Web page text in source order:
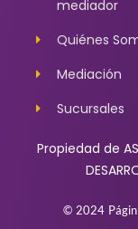
mediador
Quiénes
Mediación
Sucursales
Propiedad de
© 2024